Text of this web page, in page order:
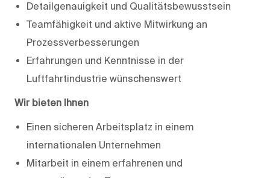
Detailgenauigkeit und Qualitätsbewusstsein
Teamfähigkeit und aktive Mitwirkung an
Prozessverbesserungen
Erfahrungen und Kenntnisse in der
Luftfahrtindustrie wünschenswert
Wir bieten Ihnen
Einen sicheren Arbeitsplatz in einem
internationalen Unternehmen
Mitarbeit in einem erfahrenen und